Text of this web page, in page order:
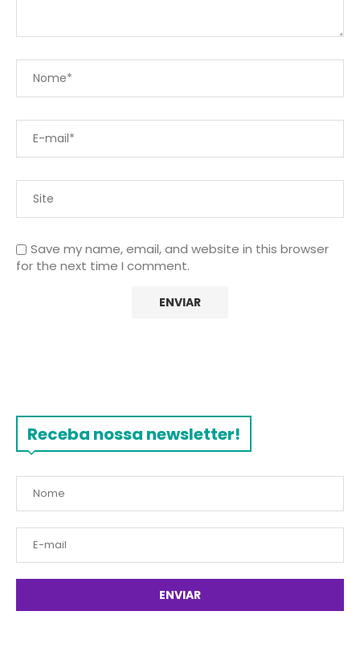
Save my name, email, and website in this browser
for the next time I comment.
Receba nossa newsletter!